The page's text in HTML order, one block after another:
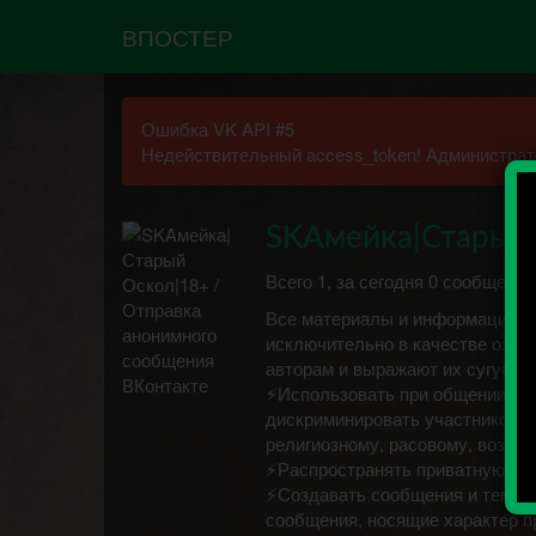
ВПОСТЕР
Ошибка VK API #5
Недействительный access_token!
Всего 1, за сегодня 0
Все материалы и информация
исключительно в качестве
авторам и выражают их
⚡Использовать при общении в
дискриминировать участников
религиозному, расовому,
⚡Распространять приватную
⚡Создавать сообщения и
сообщения, носящие характер